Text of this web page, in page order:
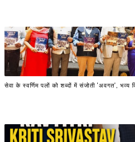
सेवा के स्वर्णिम पलों को शब्दों में संजोती 'अवगत', भव्य